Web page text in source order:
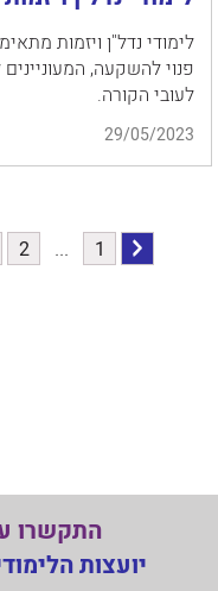
לימודי נדל"ן ויזמות
פנוי להשקעה,
לעובי הקורה.
29/05/2023
לדף
1
...
2
התקשרו עכשיו
יועצות